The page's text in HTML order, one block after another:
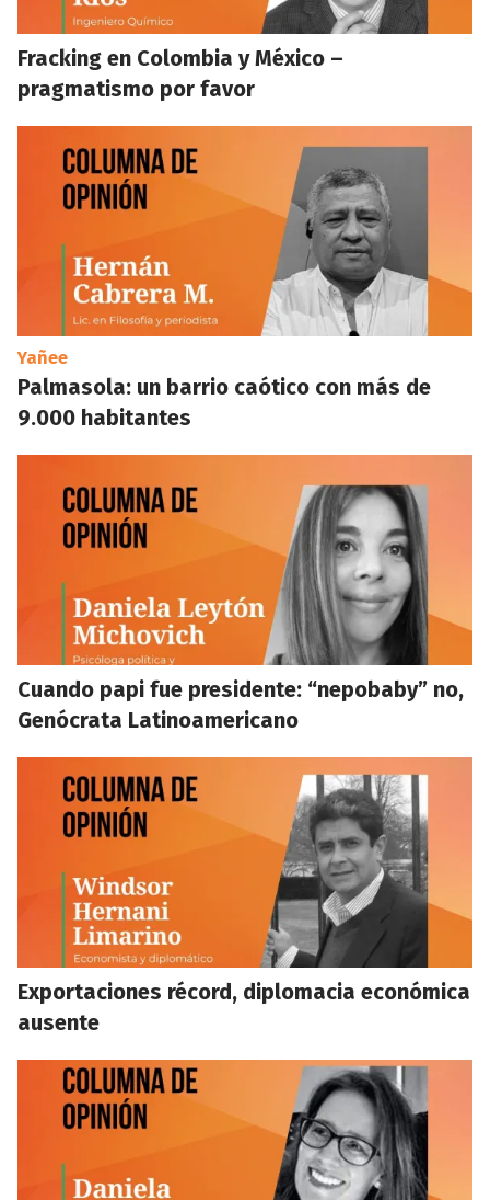
Fracking en Colombia y México –
pragmatismo por favor
Yañee
Palmasola: un barrio caótico con más de
9.000 habitantes
Cuando papi fue presidente: “nepobaby” no,
Genócrata Latinoamericano
Exportaciones récord, diplomacia económica
ausente